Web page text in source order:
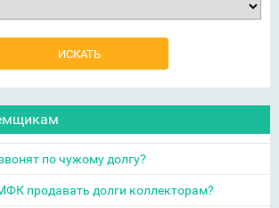
по чужому долгу?
продавать долги коллекторам?